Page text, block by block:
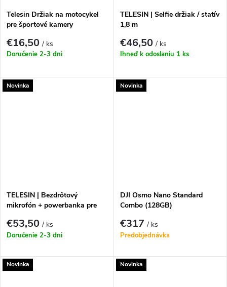
Telesin Držiak na motocykel
pre športové kamery
€16,50/ ks
Doručenie 2-3 dni
TELESIN | Selfie držiak / statív
1,8 m
€46,50/ ks
Ihneď k odoslaniu 1 ks
Novinka
TELESIN | Bezdrôtový
mikrofón + powerbanka pre
€53,50/ ks
Doručenie 2-3 dni
Novinka
DJI Osmo Nano Standard
Combo (128GB)
€317/ ks
Predobjednávka
Novinka Novinka